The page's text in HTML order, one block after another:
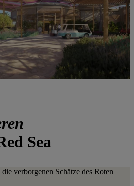
Sea
verborgenen Schätze des Roten